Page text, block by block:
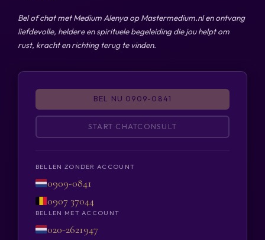
Bel of chat met Medium Alenya op Mastermedium.nl en ontvang
liefdevolle, heldere en spirituele begeleiding die jou helpt om
rust, kracht en richting terug te vinden.
BEL NU 0909-0841
START CHATCONSULT
BELLEN ZONDER ACCOUNT
0909-0841
0907 37044
BELLEN MET ACCOUNT
020-2621947